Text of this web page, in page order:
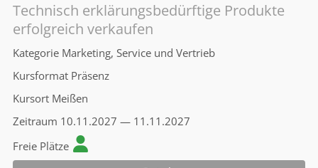
Technisch erklärungsbedürftige Produkte
erfolgreich verkaufen
Kategorie Marketing, Service und Vertrieb
Kursformat Präsenz
Kursort Meißen
Zeitraum 10.11.2027 — 11.11.2027
Freie Plätze